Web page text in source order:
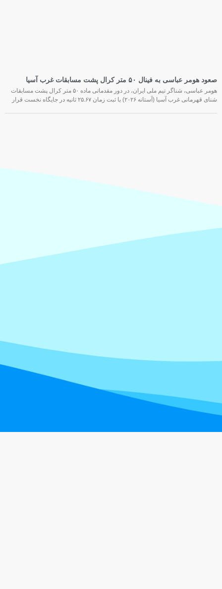
صعود هومر عباسی به فینال ۵۰ متر کرال پشت مسابقات غرب آسیا
هومر عباسی، شناگر تیم ملی ایران، در دور مقدماتی ماده ۵۰ متر کرال پشت مسابقات
شنای قهرمانی غرب آسیا (آستانه ۲۰۲۶) با ثبت زمان ۲۵.۶۷ ثانیه در جایگاه نخست قرار